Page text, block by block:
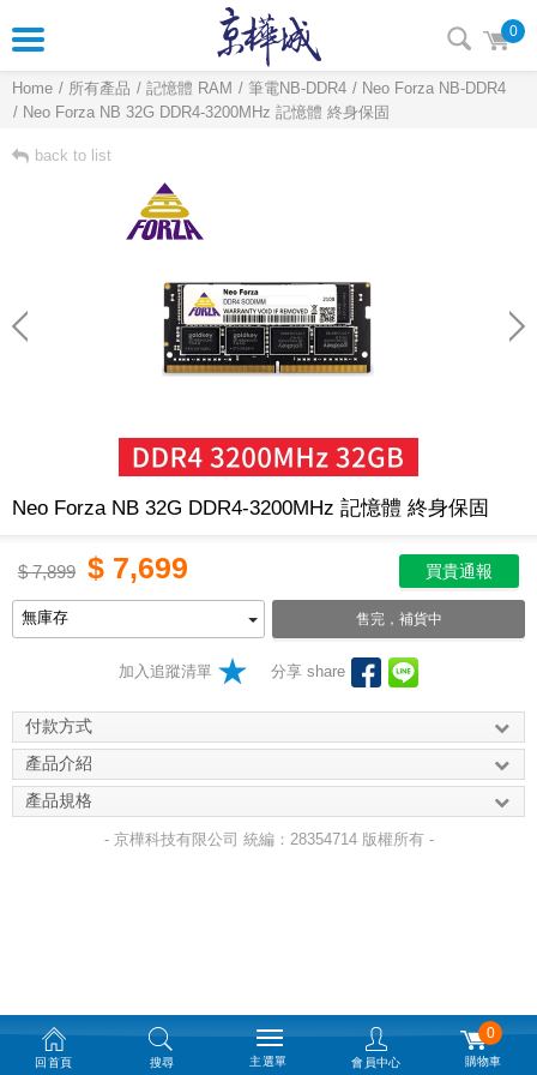
0
Home 所有產品 記憶體 RAM 筆電NB-DDR4
Neo Forza NB-DDR4
Neo Forza NB 32G DDR4-3200MHz 記憶體 終身保固
back to list
Neo Forza NB 32G DDR4-3200MHz 記憶體 終身保固
$7,899 $ 7,699 買貴通報
售完，補貨中
加入追蹤清單 分享 share
付款方式
產品介紹
產品規格
- 京樺科技有限公司 統編：28354714 版權所有 -
回首頁 搜尋 主選單 會員中心
0
購物車